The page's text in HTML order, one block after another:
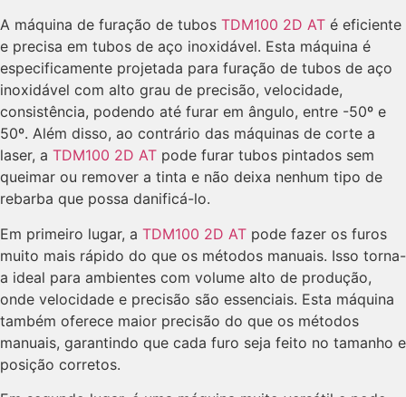
A máquina de furação de tubos TDM100 2D AT é eficiente
e precisa em tubos de aço inoxidável. Esta máquina é
especificamente projetada para furação de tubos de aço
inoxidável com alto grau de precisão, velocidade,
consistência, podendo até furar em ângulo, entre -50º e
50º. Além disso, ao contrário das máquinas de corte a
laser, a TDM100 2D AT pode furar tubos pintados sem
queimar ou remover a tinta e não deixa nenhum tipo de
rebarba que possa danificá-lo.
Em primeiro lugar, a TDM100 2D AT pode fazer os furos
muito mais rápido do que os métodos manuais. Isso torna-
a ideal para ambientes com volume alto de produção,
onde velocidade e precisão são essenciais. Esta máquina
também oferece maior precisão do que os métodos
manuais, garantindo que cada furo seja feito no tamanho e
posição corretos.